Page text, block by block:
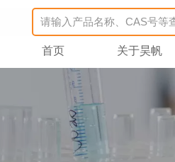
首页 关于昊帆